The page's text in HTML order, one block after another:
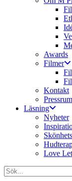
Awards
Filmer
Kontakt
Pressrum
Läsning
Nyheter
Love